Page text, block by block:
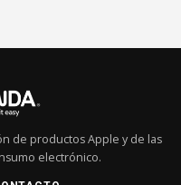
de productos Apple y de las
electrónico.